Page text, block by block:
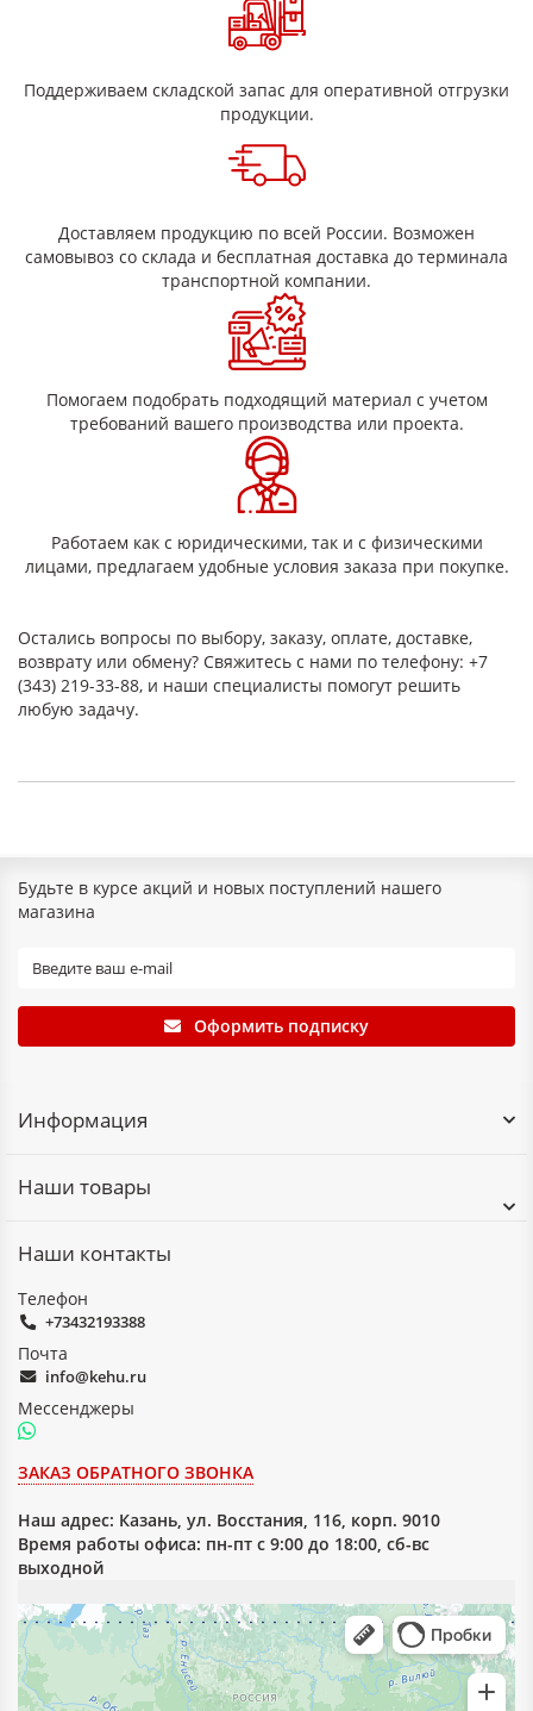
поставка по ТУ 3492-024-50157149-00;
систем;
применимость в узлах с тепловой нагрузкой
(показатели — по ТУ/паспорту);
подбор исполнения (формат/типоразмер) под задачу;
подходит для производства и ремонтных работ.
Для подбора обычно уточняют формат поставки, размеры
(толщина/ширина/длина или лист), способ применения и
требования к документации на партию.
Поддерживаем складской запас для оперативной отгрузки
продукции.
Доставляем продукцию по всей России. Возможен
самовывоз со склада и бесплатная доставка до терминала
транспортной компании.
Помогаем подобрать подходящий материал с учетом
требований вашего производства или проекта.
Работаем как с юридическими, так и с физическими
лицами, предлагаем удобные условия заказа при покупке.
Остались вопросы по выбору, заказу, оплате, доставке,
возврату или обмену? Свяжитесь с нами по телефону: +7
(343) 219-33-88, и наши специалисты помогут решить
любую задачу.
Будьте в курсе акций и новых поступлений нашего
магазина
Оформить подписку
Информация
Наши товары
Наши контакты
Телефон
+73432193388
Почта
info@kehu.ru
Мессенджеры
ЗАКАЗ ОБРАТНОГО ЗВОНКА
Наш адрес: Казань, ул. Восстания, 116, корп. 9010
Время работы офиса: пн-пт с 9:00 до 18:00, сб-вс
выходной